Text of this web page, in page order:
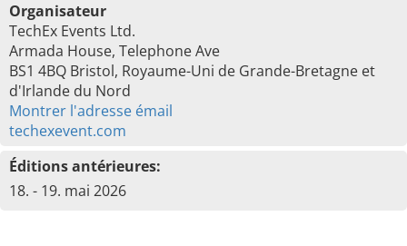
Organisateur
TechEx Events Ltd.
Armada House, Telephone Ave
BS1 4BQ Bristol, Royaume-Uni de Grande-Bretagne et
d'Irlande du Nord
Montrer l'adresse émail
techexevent.com
Éditions antérieures:
18. - 19. mai 2026